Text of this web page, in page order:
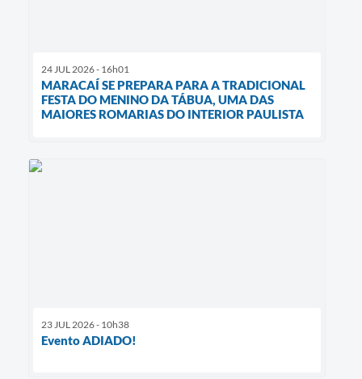
24 JUL 2026 - 16h01
MARACAÍ SE PREPARA PARA A TRADICIONAL
FESTA DO MENINO DA TÁBUA, UMA DAS
MAIORES ROMARIAS DO INTERIOR PAULISTA
23 JUL 2026 - 10h38
Evento ADIADO!